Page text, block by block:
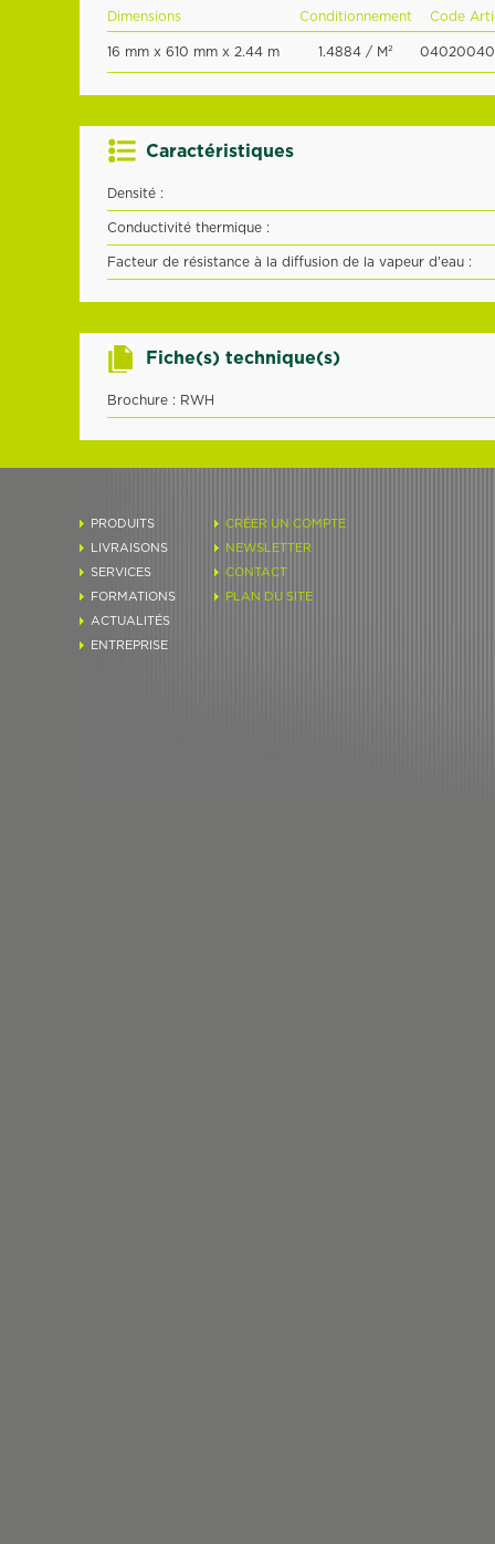
Dimensions Conditionnement Code
16 mm x 610 mm x 2.44 m 1.4884 / M²
Caractéristiques
Densité :
Conductivité thermique :
Facteur de résistance à la diffusion de la vapeur d'eau :
Fiche(s) technique(s)
Brochure : RWH
PRODUITS
LIVRAISONS
SERVICES
FORMATIONS
ACTUALITÉS
ENTREPRISE
CRÉER UN COMPTE
NEWSLETTER
CONTACT
PLAN DU SITE